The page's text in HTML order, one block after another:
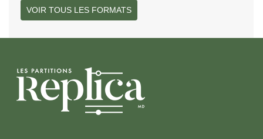
VOIR TOUS LES FORMATS